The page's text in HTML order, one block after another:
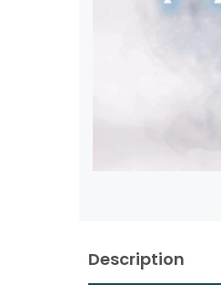
Description